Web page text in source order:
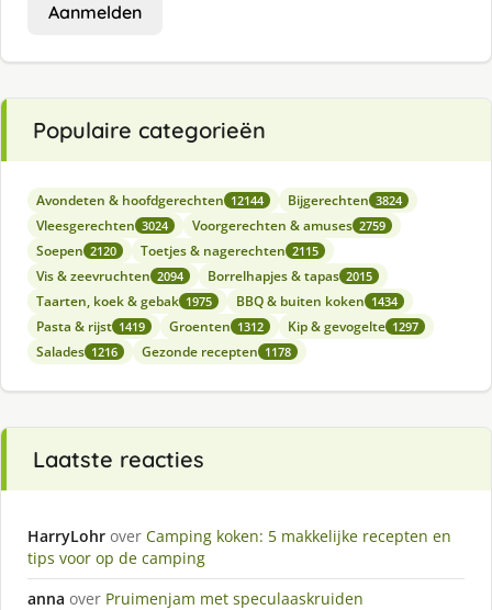
Aanmelden
Populaire categorieën
Avondeten & hoofdgerechten 12144 Bijgerechten 3824
Vleesgerechten 3024 Voorgerechten & amuses 2759
Soepen 2120 Toetjes & nagerechten 2115
Vis & zeevruchten 2094 Borrelhapjes & tapas 2015
Taarten, koek & gebak 1975 BBQ & buiten koken 1434
Pasta & rijst 1419 Groenten 1312 Kip & gevogelte 1297
Salades 1216 Gezonde recepten 1178
Laatste reacties
HarryLohr over Camping koken: 5 makkelijke recepten en
tips voor op de camping
anna over Pruimenjam met speculaaskruiden